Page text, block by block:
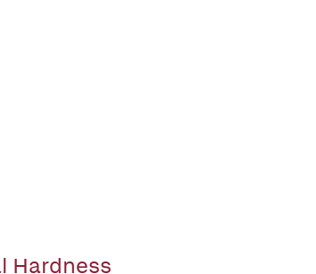
Hardness